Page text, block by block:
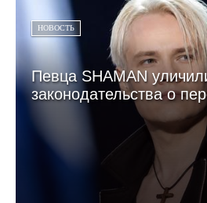
НОВОСТЬ
Певца SHAMAN
законодательства о